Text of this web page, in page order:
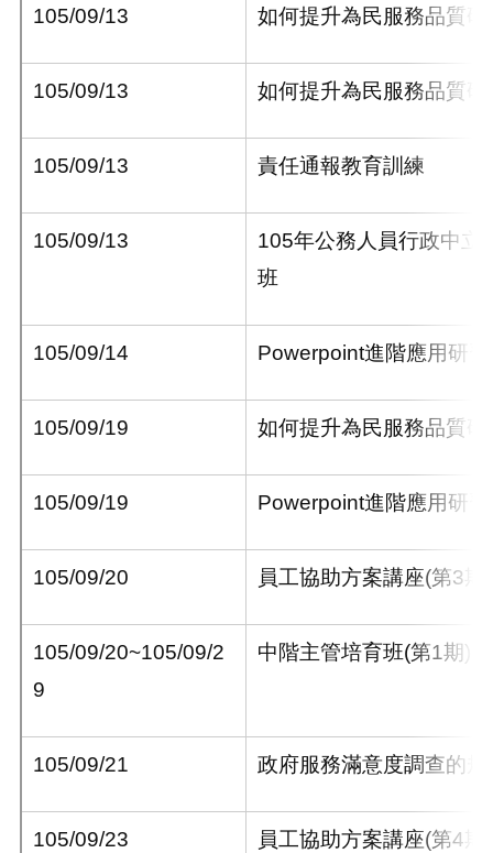
105/09/13 如何提升為民服務品質研
105/09/13 如何提升為民服務品質研
105/09/13 責任通報教育訓練
105/09/13 105年公務人員行政中立
班
105/09/14 Powerpoint進階應用研
105/09/19 如何提升為民服務品質研
105/09/19 Powerpoint進階應用研
105/09/20 員工協助方案講座(第3
105/09/20~105/09/2
9
中階主管培育班(第1期)
105/09/21 政府服務滿意度調查的規
105/09/23 員工協助方案講座(第4